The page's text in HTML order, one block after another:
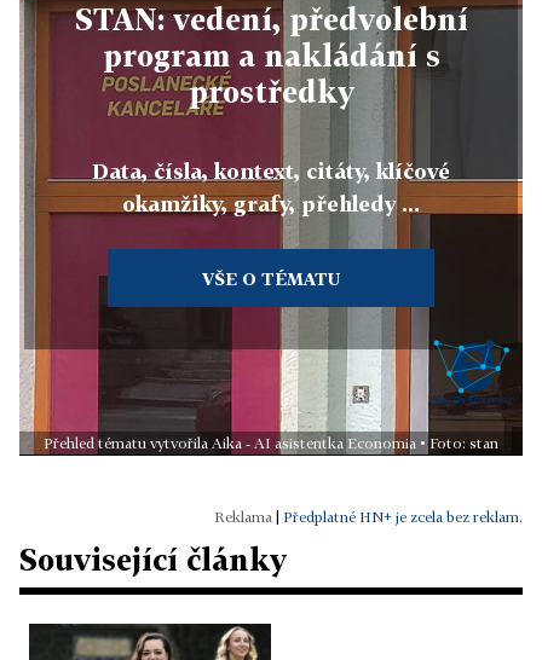
STAN: vedení, předvolební
program a nakládání s
prostředky
Data, čísla, kontext, citáty, klíčové
okamžiky, grafy, přehledy ...
VŠE O TÉMATU
Přehled tématu vytvořila Aika - AI asistentka Economia • Foto: stan
Předplatné HN+ je zcela bez reklam.
Související články